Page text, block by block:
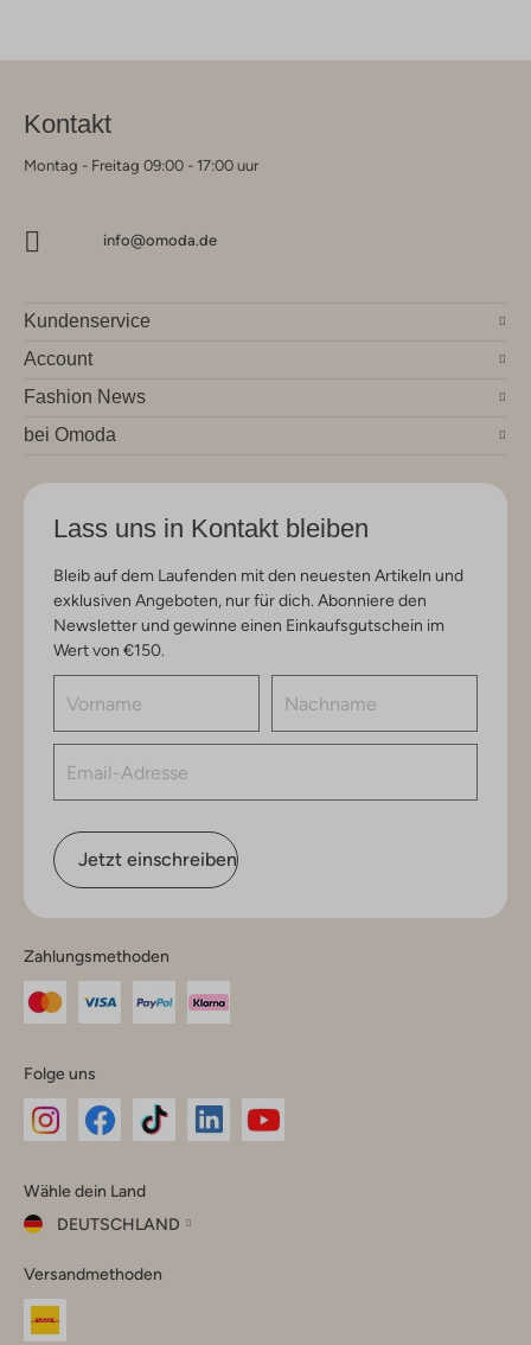
Kontakt
Montag - Freitag 09:00 - 17:00 uur
info@omoda.de
Kundenservice
Account
Fashion News
bei Omoda
Lass uns in Kontakt bleiben
Bleib auf dem Laufenden mit den neuesten Artikeln und
exklusiven Angeboten, nur für dich. Abonniere den
Newsletter und gewinne einen Einkaufsgutschein im
Wert von €150.
Jetzt einschreiben
Zahlungsmethoden
Folge uns
Instagram
Facebook
TikTok
Wähle dein Land
DEUTSCHLAND
dein
Land
Versandmethoden